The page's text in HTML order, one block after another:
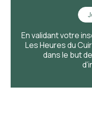
En validant votre
Les Heures du
dans le but